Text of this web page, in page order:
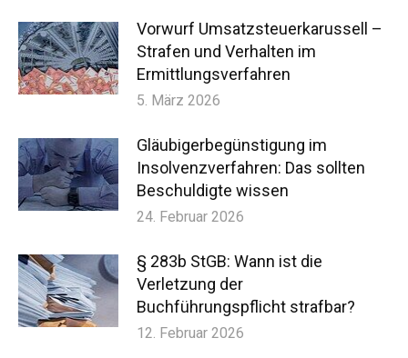
Vorwurf Umsatzsteuerkarussell –
Strafen und Verhalten im
Ermittlungsverfahren
5. März 2026
Gläubigerbegünstigung im
Insolvenzverfahren: Das sollten
Beschuldigte wissen
24. Februar 2026
§ 283b StGB: Wann ist die
Verletzung der
Buchführungspflicht strafbar?
12. Februar 2026